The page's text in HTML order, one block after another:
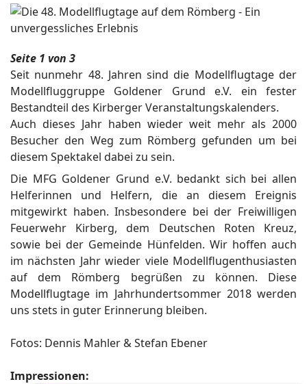
Seite 1 von 3
Seit nunmehr 48. Jahren sind die Modellflugtage der
Modellfluggruppe Goldener Grund e.V. ein fester
Bestandteil des Kirberger Veranstaltungskalenders.
Auch dieses Jahr haben wieder weit mehr als 2000
Besucher den Weg zum Römberg gefunden um bei
diesem Spektakel dabei zu sein.
Die MFG Goldener Grund e.V. bedankt sich bei allen
Helferinnen und Helfern, die an diesem Ereignis
mitgewirkt haben. Insbesondere bei der Freiwilligen
Feuerwehr Kirberg, dem Deutschen Roten Kreuz,
sowie bei der Gemeinde Hünfelden. Wir hoffen auch
im nächsten Jahr wieder viele Modellflugenthusiasten
auf dem Römberg begrüßen zu können. Diese
Modellflugtage im Jahrhundertsommer 2018 werden
uns stets in guter Erinnerung bleiben.
Fotos: Dennis Mahler & Stefan Ebener
Impressionen: